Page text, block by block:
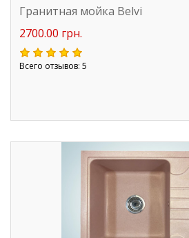
Гранитная мойка Belvi
2700.00 грн.
Всего отзывов: 5